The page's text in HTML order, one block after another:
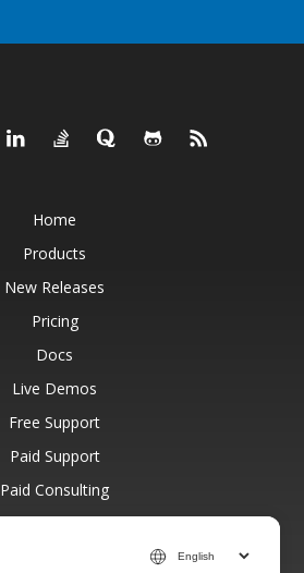
Home
Products
New Releases
Pricing
Docs
Live Demos
Free Support
Paid Support
Paid Consulting
Blog